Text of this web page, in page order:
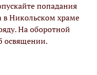
попадания
в Никольском храме
На оборотной
освящении.